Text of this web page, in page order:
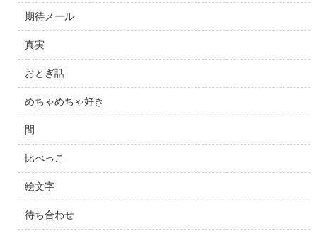
期待メール
真実
おとぎ話
めちゃめちゃ好き
間
比べっこ
絵文字
待ち合わせ